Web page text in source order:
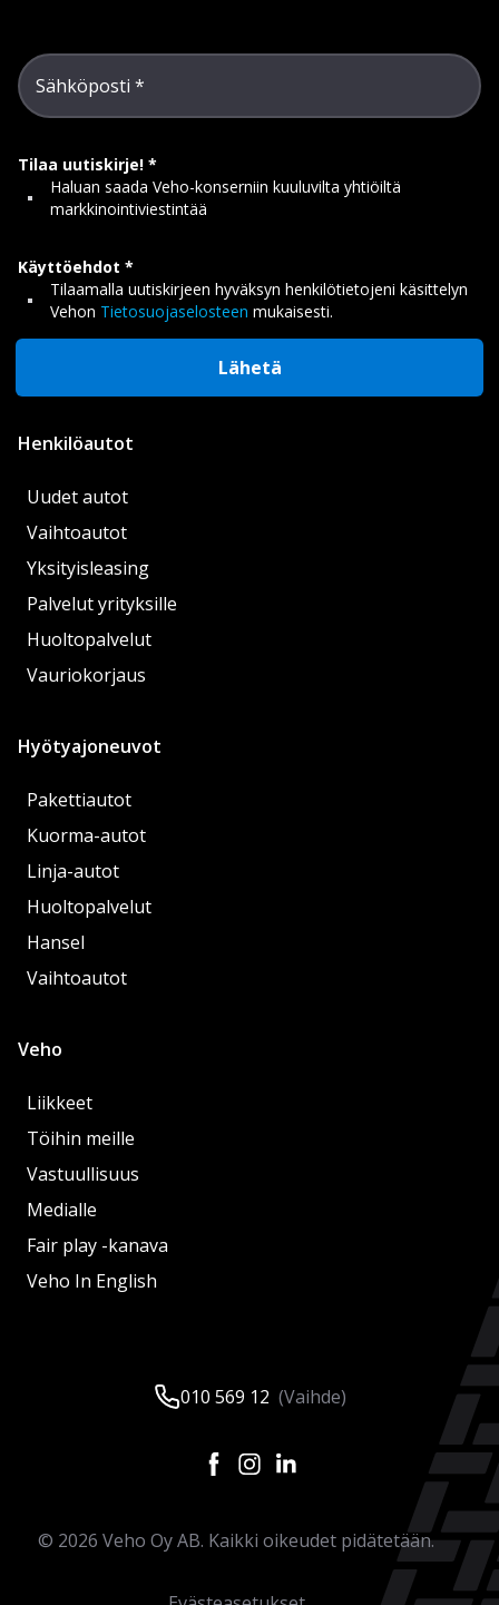
Sähköposti
Tilaa uutiskirje!
Haluan saada Veho-konserniin kuuluvilta yhtiöiltä
markkinointiviestintää
Käyttöehdot
Tilaamalla uutiskirjeen hyväksyn henkilötietojeni käsittelyn
Vehon Tietosuojaselosteen mukaisesti.
Lähetä
Henkilöautot
Uudet autot
Vaihtoautot
Yksityisleasing
Palvelut yrityksille
Huoltopalvelut
Vauriokorjaus
Hyötyajoneuvot
Pakettiautot
Kuorma-autot
Linja-autot
Huoltopalvelut
Hansel
Vaihtoautot
Veho
Liikkeet
Töihin meille
Vastuullisuus
Medialle
Fair play -kanava
Veho In English
010 569 12 (Vaihde)
© 2026 Veho Oy AB. Kaikki oikeudet pidätetään.